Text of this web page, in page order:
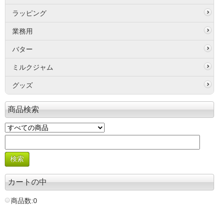
ラッピング
業務用
バター
ミルクジャム
グッズ
商品検索
カートの中
商品数:0